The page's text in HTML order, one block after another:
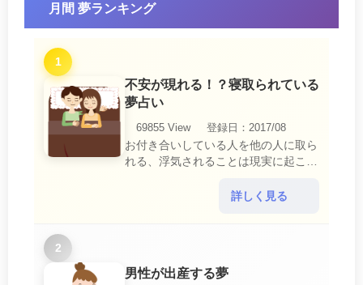
月間 夢ランキング
1
不安が現れる！？寝取られている
夢占い
69855 View
登録日：2017/08
お付き合いしている人を他の人に取ら
れる、浮気されることは現実に起こる
いにおいて、『寝取られている』夢
詳しく見る
2
男性が出産する夢